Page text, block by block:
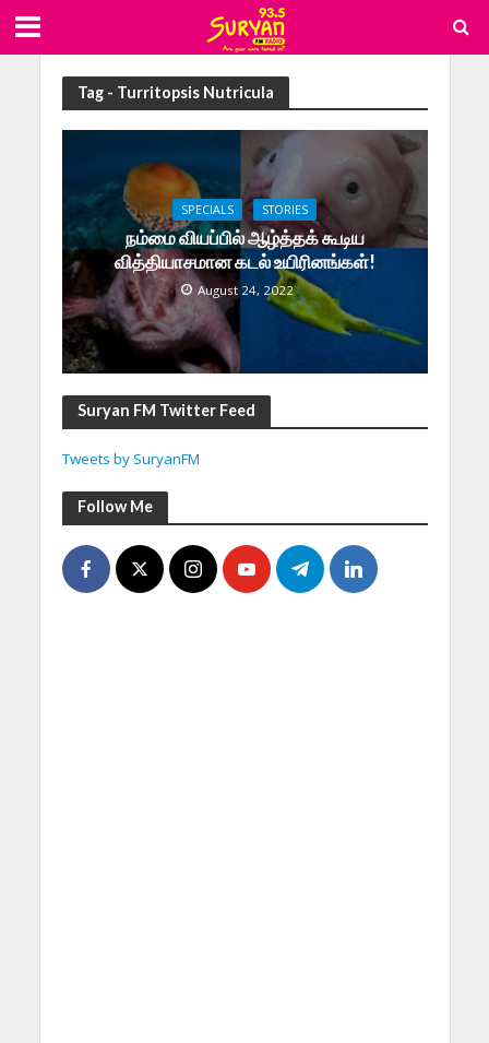
Tag - Turritopsis Nutricula
SPECIALS STORIES
நம்மை வியப்பில் ஆழ்த்தக் கூடிய
வித்தியாசமான கடல் உயிரினங்கள்!
August 24, 2022
Suryan FM Twitter Feed
Tweets by SuryanFM
Follow Me